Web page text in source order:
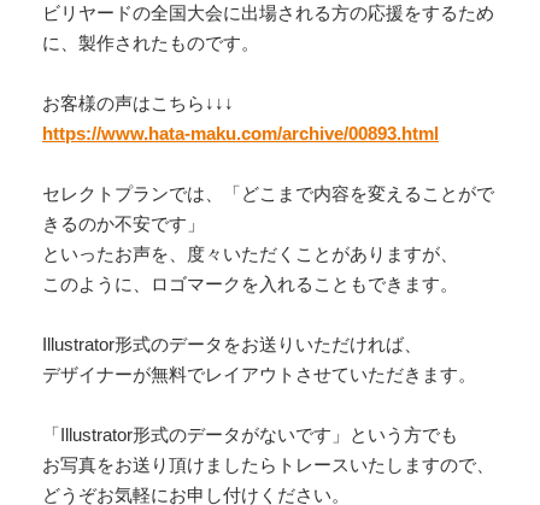
ビリヤードの全国大会に出場される方の応援をするため
に、製作されたものです。
お客様の声はこちら↓↓↓
https://www.hata-maku.com/archive/00893.html
セレクトプランでは、「どこまで内容を変えることがで
きるのか不安です」
といったお声を、度々いただくことがありますが、
このように、ロゴマークを入れることもできます。
Illustrator形式のデータをお送りいただければ、
デザイナーが無料でレイアウトさせていただきます。
「Illustrator形式のデータがないです」という方でも
お写真をお送り頂けましたらトレースいたしますので、
どうぞお気軽にお申し付けください。